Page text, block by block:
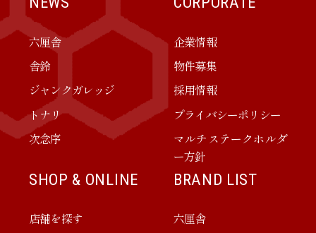
六厘舎
舎鈴
ジャンクガレッジ
トナリ
次念序
企業情報
物件募集
採用情報
プライバシーポリシー
マルチステークホルダ
ー方針
SHOP & ONLINE
店舗を探す
BRAND LIST
六厘舎